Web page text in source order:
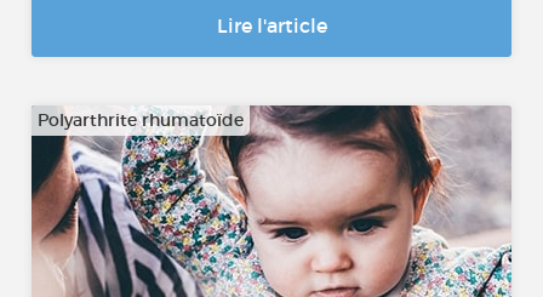
Lire l'article
Polyarthrite rhumatoïde